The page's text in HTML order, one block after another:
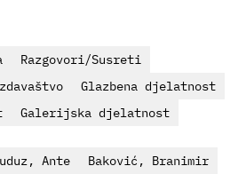
Razgovori/Susreti
Glazbena djelatnost
Galerijska djelatnost
Ante Baković, Branimir